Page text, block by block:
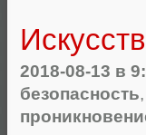
2018-08-13 в
безопасность